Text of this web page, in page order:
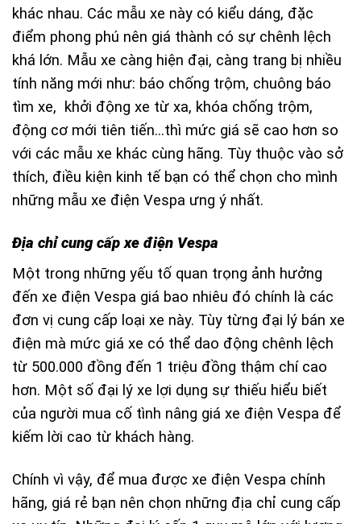
khác nhau. Các mẫu xe này có kiểu dáng, đặc
điểm phong phú nên giá thành có sự chênh lệch
khá lớn. Mẫu xe càng hiện đại, càng trang bị nhiều
tính năng mới như: báo chống trộm, chuông báo
tìm xe, khởi động xe từ xa, khóa chống trộm,
động cơ mới tiên tiến…thì mức giá sẽ cao hơn so
với các mẫu xe khác cùng hãng. Tùy thuộc vào sở
thích, điều kiện kinh tế bạn có thể chọn cho mình
những mẫu xe điện Vespa ưng ý nhất.
Địa chỉ cung cấp xe điện Vespa
Một trong những yếu tố quan trọng ảnh hưởng
đến xe điện Vespa giá bao nhiêu đó chính là các
đơn vị cung cấp loại xe này. Tùy từng đại lý bán xe
điện mà mức giá xe có thể dao động chênh lệch
từ 500.000 đồng đến 1 triệu đồng thậm chí cao
hơn. Một số đại lý xe lợi dụng sự thiếu hiểu biết
của người mua cố tình nâng giá xe điện Vespa để
kiếm lời cao từ khách hàng.
Chính vì vậy, để mua được xe điện Vespa chính
hãng, giá rẻ bạn nên chọn những địa chỉ cung cấp